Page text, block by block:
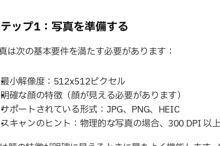
ップ1：写真を準備する
は次の基本要件を満たす必要があります：
最小解像度：512x512ピクセル
明確な顔の特徴（顔が見える必要があります）
サポートされている形式：JPG、PNG、HEIC
スキャンのヒント：物理的な写真の場合、300 DPI 以